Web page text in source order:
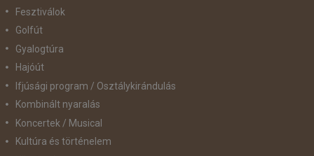
Fesztiválok
Golfút
Gyalogtúra
Hajóút
Ifjúsági program / Osztálykirándulás
Kombinált nyaralás
Koncertek / Musical
Kultúra és történelem